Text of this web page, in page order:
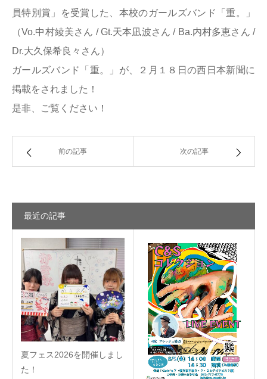
員特別賞」を受賞した、本校のガールズバンド「重。」
（Vo.中村綾美さん / Gt.天本凪波さん / Ba.内村多恵さん /
Dr.大久保希良々さん）
ガールズバンド「重。」が、２月１８日の西日本新聞に
掲載をされました！
是非、ご覧ください！
前の記事 次の記事
最近の記事
夏フェス2026を開催しまし
た！